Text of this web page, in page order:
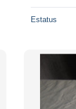
Estatus